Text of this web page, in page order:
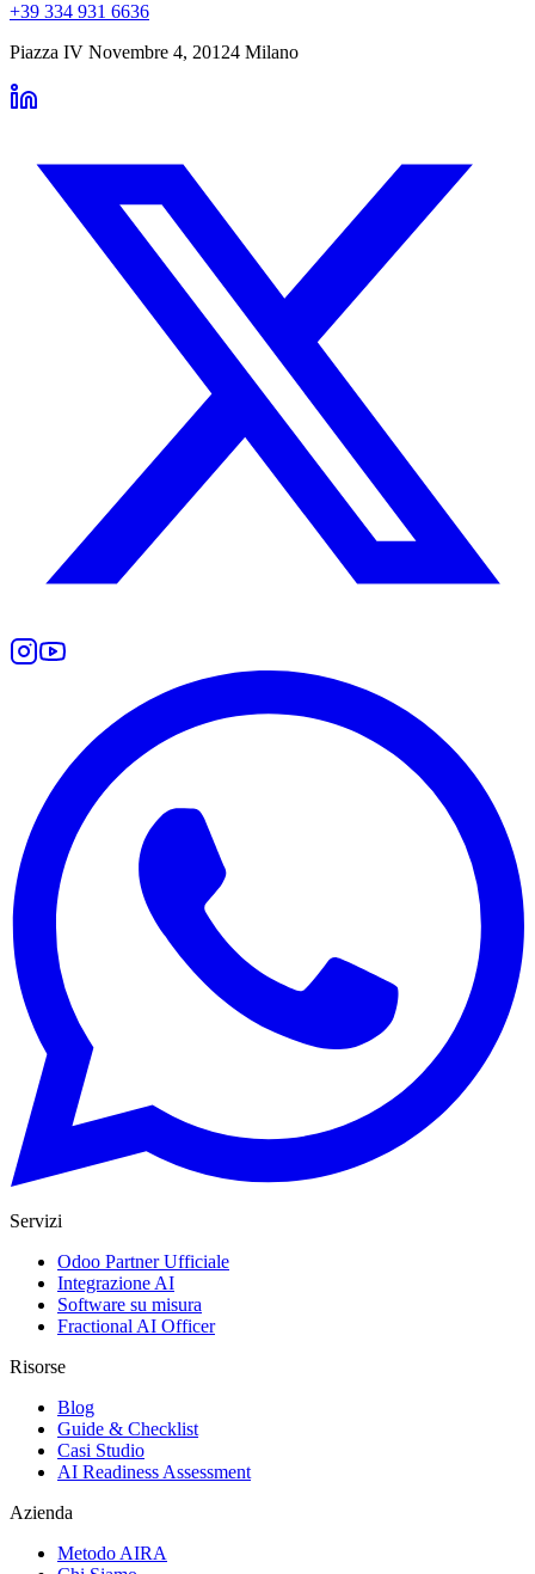
+39 334 931 6636
Piazza IV Novembre 4, 20124 Milano
Servizi
Odoo Partner Ufficiale
Integrazione AI
Software su misura
Fractional AI Officer
Risorse
Blog
Guide & Checklist
Casi Studio
AI Readiness Assessment
Azienda
Metodo AIRA